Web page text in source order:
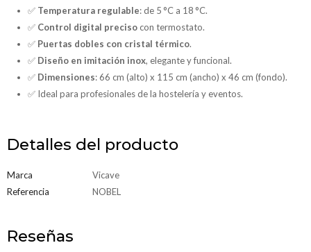
✅ Temperatura regulable: de 5 °C a 18 °C.
✅ Control digital precisocon termostato.
✅ Puertas dobles con cristal térmico.
✅ Diseño en imitación inox, elegante y funcional.
✅ Dimensiones: 66 cm (alto) x 115 cm (ancho) x 46 cm (fondo).
✅ Ideal para profesionales de la hostelería y eventos.
Detalles del producto
Marca
Vicave
Referencia
NOBEL
Reseñas